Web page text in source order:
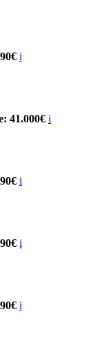
i
41.000€ i
i
i
i